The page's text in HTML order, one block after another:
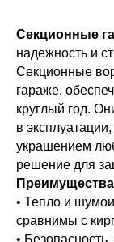
Секционные
надежность и
Секционные
гараже,
круглый год.
в
украшением
решение для
• Тепло и
сравнимы с
• Безопасность
40
в
регионов
холодным
ворот
и для
его
гаражей с
потолками,
без